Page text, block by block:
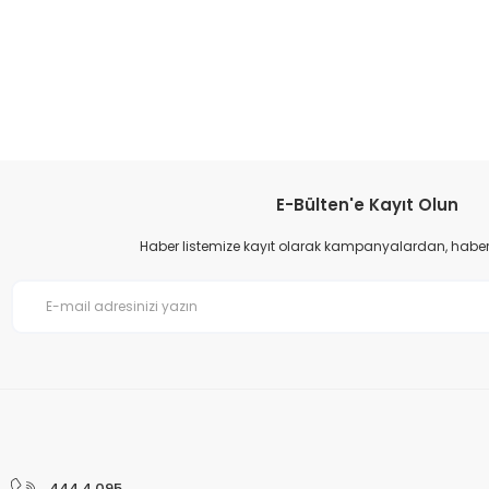
Bu ürünün fiyat bilgisi, resim, ürün açıklamalarında ve diğer
Bu ürüne benzer farklı alternatifler olmalı.
E-Bülten'e Kayıt Olun
Haber listemize kayıt olarak kampanyalardan,